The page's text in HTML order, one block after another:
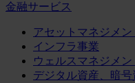
金融サービス
アセットマネジメン
インフラ事業
ウェルスマネジメン
デジタル資産、暗号